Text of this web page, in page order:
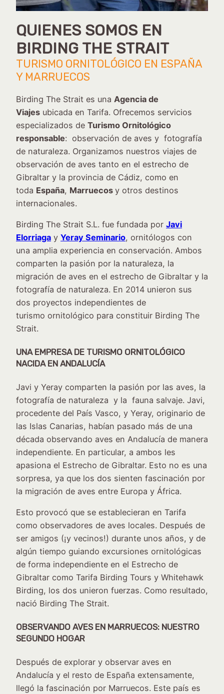
QUIENES SOMOS EN
BIRDING THE STRAIT
TURISMO ORNITOLÓGICO EN ESPAÑA
Y MARRUECOS
Birding The Strait es una Agencia de
Viajes ubicada en Tarifa. Ofrecemos servicios
especializados de Turismo Ornitológico
responsable: observación de aves y fotografía
de naturaleza. Organizamos nuestros viajes de
observación de aves tanto en el estrecho de
Gibraltar y la provincia de Cádiz, como en
toda España, Marruecos y otros destinos
internacionales.
Birding The Strait S.L. fue fundada por Javi
Elorriaga y Yeray Seminario, ornitólogos con
una amplia experiencia en conservación. Ambos
comparten la pasión por la naturaleza, la
migración de aves en el estrecho de Gibraltar y la
fotografía de naturaleza. En 2014 unieron sus
dos proyectos independientes de
turismo ornitológico para constituir Birding The
Strait.
UNA EMPRESA DE TURISMO ORNITOLÓGICO
NACIDA EN ANDALUCÍA
Javi y Yeray comparten la pasión por las aves, la
fotografía de naturaleza y la fauna salvaje. Javi,
procedente del País Vasco, y Yeray, originario de
las Islas Canarias, habían pasado más de una
década observando aves en Andalucía de manera
independiente. En particular, a ambos les
apasiona el Estrecho de Gibraltar. Esto no es una
sorpresa, ya que los dos sienten fascinación por
la migración de aves entre Europa y África.
Esto provocó que se establecieran en Tarifa
como observadores de aves locales. Después de
ser amigos (¡y vecinos!) durante unos años, y de
algún tiempo guiando excursiones ornitológicas
de forma independiente en el Estrecho de
Gibraltar como Tarifa Birding Tours y Whitehawk
Birding, los dos unieron fuerzas. Como resultado,
nació Birding The Strait.
OBSERVANDO AVES EN MARRUECOS: NUESTRO
SEGUNDO HOGAR
Después de explorar y observar aves en
Andalucía y el resto de España extensamente,
llegó la fascinación por Marruecos. Este país es